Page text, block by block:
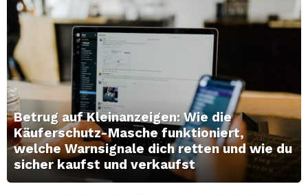
Betrug auf Kleinanzeigen: Wie die
Käuferschutz-Masche funktioniert,
welche Warnsignale dich retten und wie du
sicher kaufst und verkaufst